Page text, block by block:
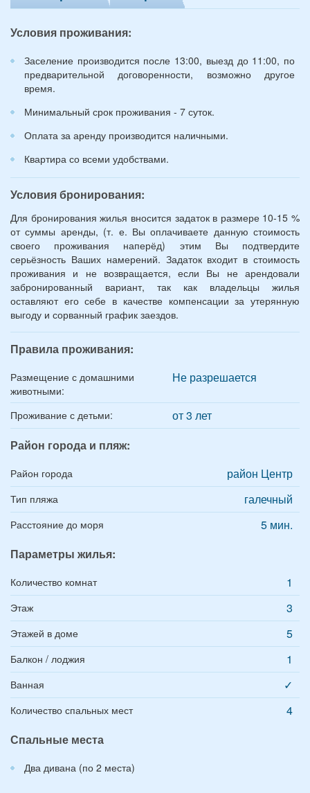
и
лет):
Условия проживания:
Заселение производится после 13:00, выезд до 11:00, по
предварительной договоренности, возможно другое
время.
Минимальный срок проживания - 7 суток.
Оплата за аренду производится наличными.
Квартира со всеми удобствами.
Условия бронирования:
Для бронирования жилья вносится задаток в размере 10-15 %
от суммы аренды, (т. е. Вы оплачиваете данную стоимость
своего проживания наперёд) этим Вы подтвердите
серьёзность Ваших намерений. Задаток входит в стоимость
проживания и не возвращается, если Вы не арендовали
забронированный вариант, так как владельцы жилья
оставляют его себе в качестве компенсации за утерянную
выгоду и сорванный график заездов.
Правила проживания:
Размещение с домашними
животными:
Не разрешается
Проживание с детьми:
от 3 лет
Район города и пляж:
Район города район Центр
Тип пляжа галечный
Расстояние до моря
5 мин.
Параметры жилья:
Количество комнат 1
Этаж 3
Этажей в доме 5
Балкон / лоджия 1
Ванная ✓
Количество спальных мест
4
Спальные места
Два дивана (по 2 места)